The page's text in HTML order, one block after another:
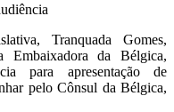
Tranquada Gomes,
da Bélgica,
para apresentação de
pelo Cônsul da Bélgica,